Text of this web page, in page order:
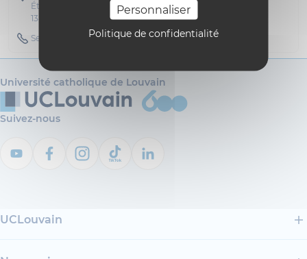
Personnaliser
Politique de confidentialité
Étage 04 Bureau D 448
1348 Louvain-la-Neuve
Secretary Phone : 010474364
Université catholique de Louvain
Suivez-nous
UCLouvain